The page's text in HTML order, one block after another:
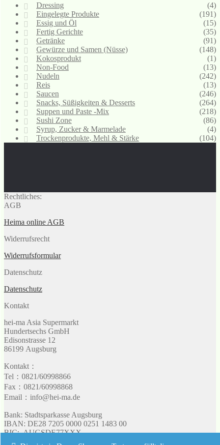
Dressing
(4)
Eingelegte Produkte
(191)
Essig und Öl
(15)
Fertig Gerichte
(35)
Getränke
(91)
Gewürze und Samen (Nüsse)
(148)
Kokosprodukt
(1)
Non-Food
(13)
Nudeln
(242)
Reis
(13)
Saucen
(246)
Snacks, Süßigkeiten & Desserts
(264)
Suppen und Paste -Mix
(218)
Sushi Zone
(86)
Syrup, Zucker & Marmelade
(4)
Trockenprodukte, Mehl & Stärke
(104)
Rechtliches:
AGB
Heima online AGB
Widerrufsrecht
Widerrufsformular
Datenschutz
Datenschutz
Kontakt
hei-ma Asia Supermarkt
Hundertsechs GmbH
Edisonstrasse 12
86199 Augsburg
Kontakt：
Tel：0821/60998866
Fax：0821/60998868
Email：info@hei-ma.de
Bank: Stadtsparkasse Augsburg
IBAN: DE28 7205 0000 0251 1483 00
BIC: AUGSDE77XXX
Umsatzsteuer: 103 128 90513